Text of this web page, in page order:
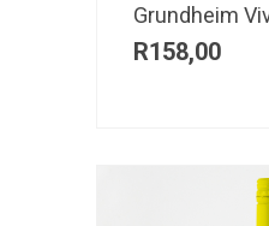
Grundheim
R158,00